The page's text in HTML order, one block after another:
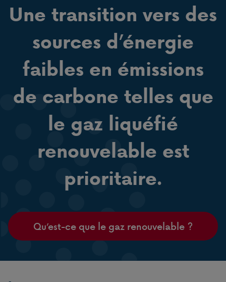
Une transition vers des
sources d’énergie
faibles en émissions
de carbone telles que
le gaz liquéfié
renouvelable est
prioritaire.
Qu’est-ce que le gaz renouvelable ?